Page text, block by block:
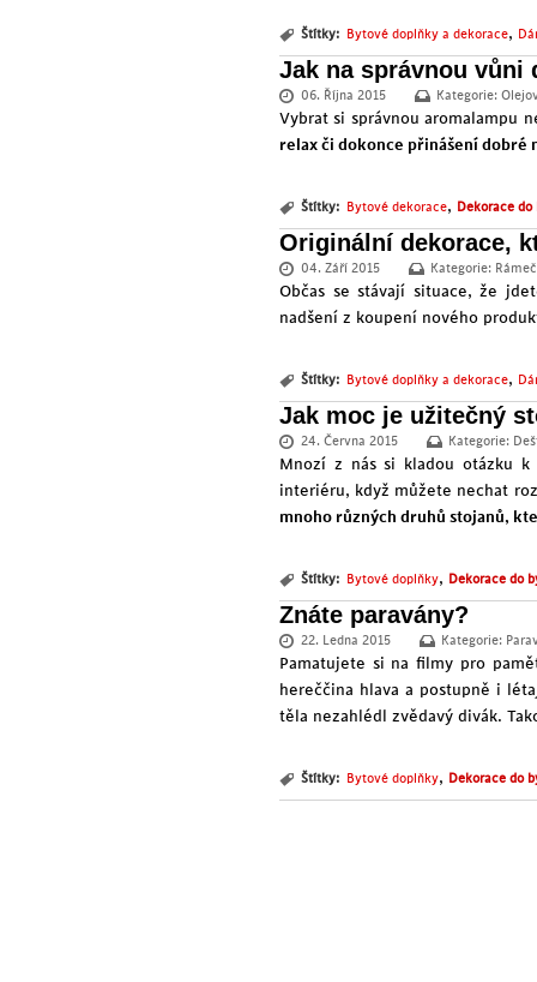
Štítky: Bytové doplňky a dekorace,
Jak na správnou vůni
06. Října 2015 Kategorie:
Vybrat si správnou aromalampu
relax či dokonce přinášení dobré
Štítky: Bytové dekorace, Dekorace do
Originální dekorace,
04. Září 2015 Kategorie:
Občas se stávají situace, že
nadšení z koupení nového
Štítky: Bytové doplňky a dekorace,
Jak moc je užitečný
24. Června 2015 Kategorie:
Mnozí z nás si kladou otázku
interiéru, když můžete nechat
mnoho různých druhů stojanů,
Štítky: Bytové doplňky, Dekorace do
Znáte paravány?
22. Ledna 2015 Kategorie:
Pamatujete si na filmy pro
hereččina hlava a postupně i
těla nezahlédl zvědavý divák.
Štítky: Bytové doplňky, Dekorace do